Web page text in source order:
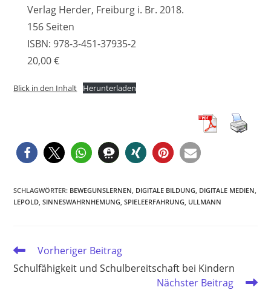
Verlag Herder, Freiburg i. Br. 2018.
156 Seiten
ISBN: 978-3-451-37935-2
20,00 €
Blick in den Inhalt Herunterladen
SCHLAGWÖRTER: BEWEGUNSLERNEN DIGITALE BILDUNG DIGITALE MEDIEN
LEPOLD SINNESWAHRNHEMUNG SPIELEERFAHRUNG ULLMANN
Weitere
ansehen
Vorheriger Beitrag
Schulfähigkeit und Schulbereitschaft bei Kindern
Nächster Beitrag